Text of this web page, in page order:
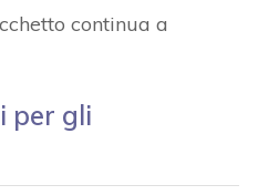
continua a
per gli